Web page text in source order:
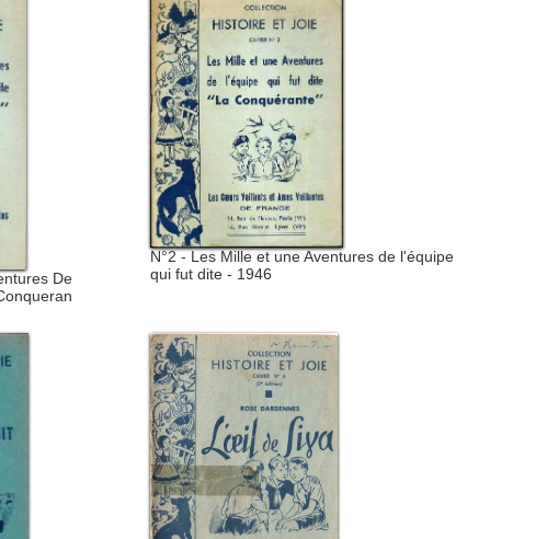
De
N°2 - Les Mille et une Aventures de l'équipe
qui fut dite - 1946